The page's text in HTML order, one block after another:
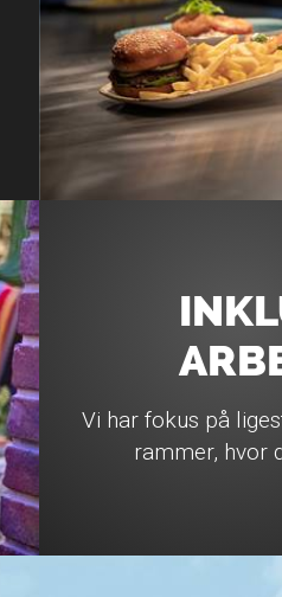
Vi har fokus på
rammer, hvor